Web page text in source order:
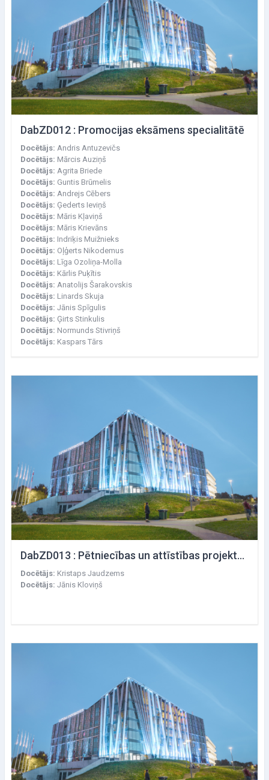
DabZD012 : Promocijas eksāmens specialitātē
Docētājs: Andris Antuzevičs
Docētājs: Mārcis Auziņš
Docētājs: Agrita Briede
Docētājs: Guntis Brūmelis
Docētājs: Andrejs Cēbers
Docētājs: Ģederts Ieviņš
Docētājs: Māris Kļaviņš
Docētājs: Māris Krievāns
Docētājs: Indriķis Muižnieks
Docētājs: Oļģerts Nikodemus
Docētājs: Līga Ozoliņa-Molla
Docētājs: Kārlis Puķītis
Docētājs: Anatolijs Šarakovskis
Docētājs: Linards Skuja
Docētājs: Jānis Spīgulis
Docētājs: Ģirts Stinkulis
Docētājs: Normunds Stivriņš
Docētājs: Kaspars Tārs
DabZD013 : Pētniecības un attīstības projektu pārvaldība
Docētājs: Kristaps Jaudzems
Docētājs: Jānis Kloviņš